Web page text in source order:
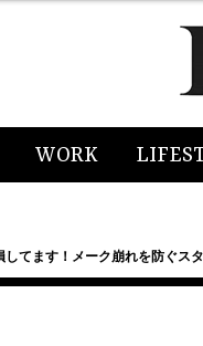
WORK
してます！メーク崩れを防ぐス